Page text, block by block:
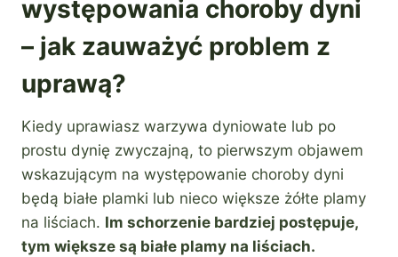
występowania choroby dyni
– jak zauważyć problem z
uprawą?
Kiedy uprawiasz warzywa dyniowate lub po
prostu dynię zwyczajną, to pierwszym objawem
wskazującym na występowanie choroby dyni
będą białe plamki lub nieco większe żółte plamy
na liściach. Im schorzenie bardziej postępuje,
tym większe są białe plamy na liściach.